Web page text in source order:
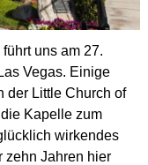
uns am 27.
Vegas. Einige
der Little Church of
Kapelle zum
wirkendes
zehn Jahren hier